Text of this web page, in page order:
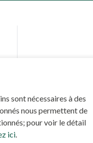
sont nécessaires à des
nous permettent de
pour voir le détail
ici.